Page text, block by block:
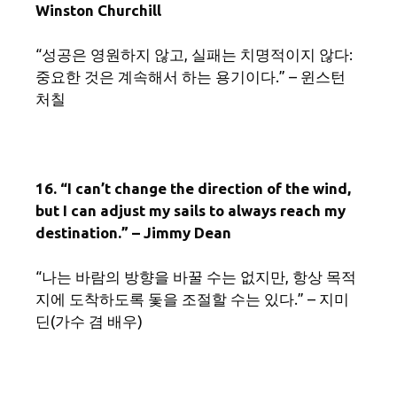
Winston Churchill
“성공은 영원하지 않고, 실패는 치명적이지 않다:
중요한 것은 계속해서 하는 용기이다.” – 윈스턴
처칠
16. “I can’t change the direction of the wind,
but I can adjust my sails to always reach my
destination.” – Jimmy Dean
“나는 바람의 방향을 바꿀 수는 없지만, 항상 목적
지에 도착하도록 돛을 조절할 수는 있다.” – 지미
딘(가수 겸 배우)